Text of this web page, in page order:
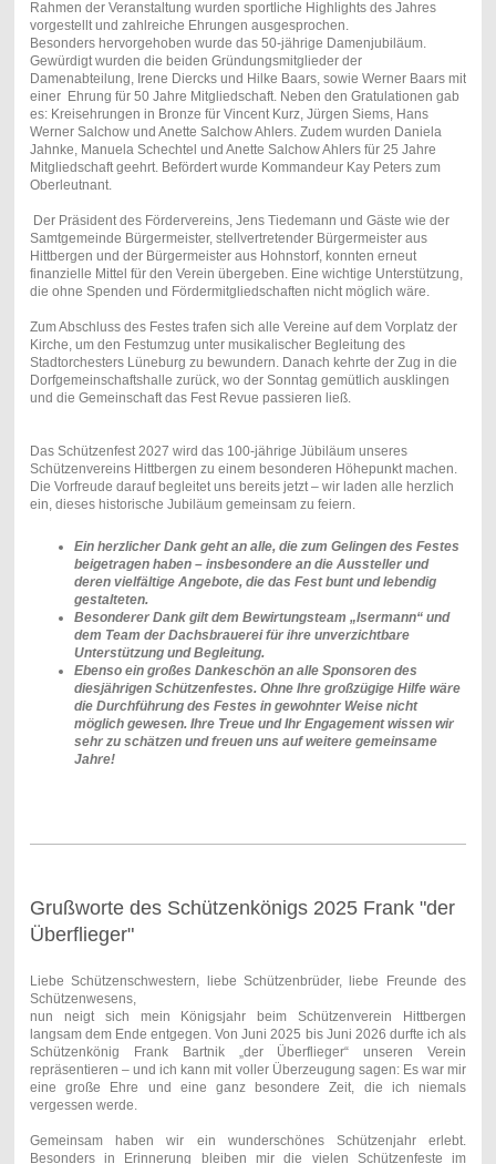
Rahmen der Veranstaltung wurden sportliche Highlights des Jahres
vorgestellt und zahlreiche Ehrungen ausgesprochen.
Besonders hervorgehoben wurde das 50-jährige Damenjubiläum.
Gewürdigt wurden die beiden Gründungsmitglieder der
Damenabteilung, Irene Diercks und Hilke Baars, sowie Werner Baars mit
einer Ehrung für 50 Jahre Mitgliedschaft. Neben den Gratulationen gab
es: Kreisehrungen in Bronze für Vincent Kurz, Jürgen Siems, Hans
Werner Salchow und Anette Salchow Ahlers. Zudem wurden Daniela
Jahnke, Manuela Schechtel und Anette Salchow Ahlers für 25 Jahre
Mitgliedschaft geehrt. Befördert wurde Kommandeur Kay Peters zum
Oberleutnant.
Der Präsident des Fördervereins, Jens Tiedemann und Gäste wie der
Samtgemeinde Bürgermeister, stellvertretender Bürgermeister aus
Hittbergen und der Bürgermeister aus Hohnstorf, konnten erneut
finanzielle Mittel für den Verein übergeben. Eine wichtige Unterstützung,
die ohne Spenden und Fördermitgliedschaften nicht möglich wäre.
Zum Abschluss des Festes trafen sich alle Vereine auf dem Vorplatz der
Kirche, um den Festumzug unter musikalischer Begleitung des
Stadtorchesters Lüneburg zu bewundern. Danach kehrte der Zug in die
Dorfgemeinschaftshalle zurück, wo der Sonntag gemütlich ausklingen
und die Gemeinschaft das Fest Revue passieren ließ.
Das Schützenfest 2027 wird das 100-jährige Jübiläum unseres
Schützenvereins Hittbergen zu einem besonderen Höhepunkt machen.
Die Vorfreude darauf begleitet uns bereits jetzt – wir laden alle herzlich
ein, dieses historische Jubiläum gemeinsam zu feiern.
Ein herzlicher Dank geht an alle, die zum Gelingen des Festes
beigetragen haben – insbesondere an die Aussteller und
deren vielfältige Angebote, die das Fest bunt und lebendig
gestalteten.
Besonderer Dank gilt dem Bewirtungsteam „Isermann“ und
dem Team der Dachsbrauerei für ihre unverzichtbare
Unterstützung und Begleitung.
Ebenso ein großes Dankeschön an alle Sponsoren des
diesjährigen Schützenfestes. Ohne Ihre großzügige Hilfe wäre
die Durchführung des Festes in gewohnter Weise nicht
möglich gewesen. Ihre Treue und Ihr Engagement wissen wir
sehr zu schätzen und freuen uns auf weitere gemeinsame
Jahre!
Grußworte des Schützenkönigs 2025 Frank "der
Überflieger"
Liebe Schützenschwestern, liebe Schützenbrüder, liebe Freunde des
Schützenwesens,
nun neigt sich mein Königsjahr beim Schützenverein Hittbergen
langsam dem Ende entgegen. Von Juni 2025 bis Juni 2026 durfte ich als
Schützenkönig Frank Bartnik „der Überflieger“ unseren Verein
repräsentieren – und ich kann mit voller Überzeugung sagen: Es war mir
eine große Ehre und eine ganz besondere Zeit, die ich niemals
vergessen werde.
Gemeinsam haben wir ein wunderschönes Schützenjahr erlebt.
Besonders in Erinnerung bleiben mir die vielen Schützenfeste im